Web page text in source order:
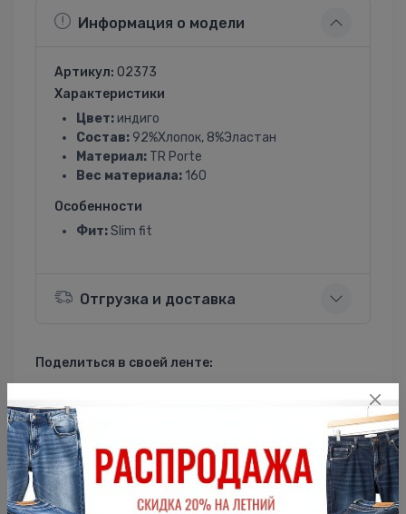
Информация о модели
Артикул: 02373
Характеристики
Цвет: индиго
Состав: 92%Хлопок, 8%Эластан
Материал: TR Porte
Вес материала: 160
Особенности
Фит:Slim fit
Отгрузка и доставка
Поделиться в своей ленте: